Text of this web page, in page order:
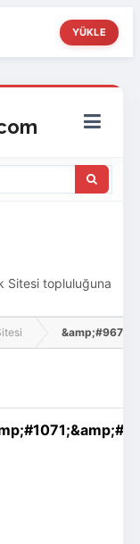
YÜKLE
Sitesi topluluğuna
istersen kayıt